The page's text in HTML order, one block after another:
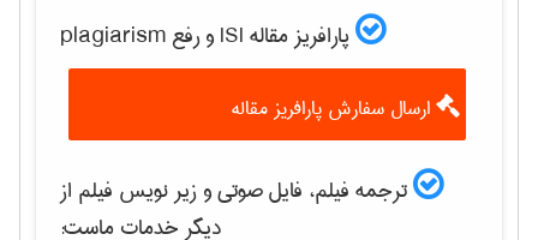
پارافریز مقاله ISI و رفع plagiarism
ارسال سفارش پارافریز مقاله
ترجمه فیلم، فایل صوتی و زیر نویس فیلم از
دیگر خدمات ماست: